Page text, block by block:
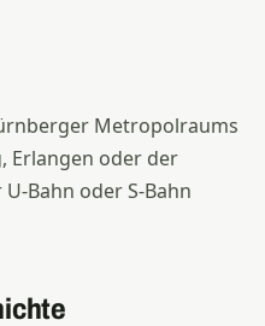
Metropolraums
Erlangen oder der
Bahn oder S-Bahn